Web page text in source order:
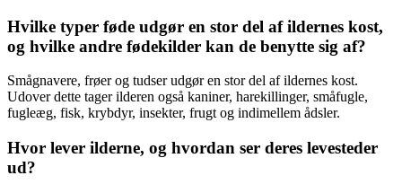
Hvilke typer føde udgør en stor del af ildernes kost,
og hvilke andre fødekilder kan de benytte sig af?
Smågnavere, frøer og tudser udgør en stor del af ildernes kost.
Udover dette tager ilderen også kaniner, harekillinger, småfugle,
fugleæg, fisk, krybdyr, insekter, frugt og indimellem ådsler.
Hvor lever ilderne, og hvordan ser deres levesteder
ud?